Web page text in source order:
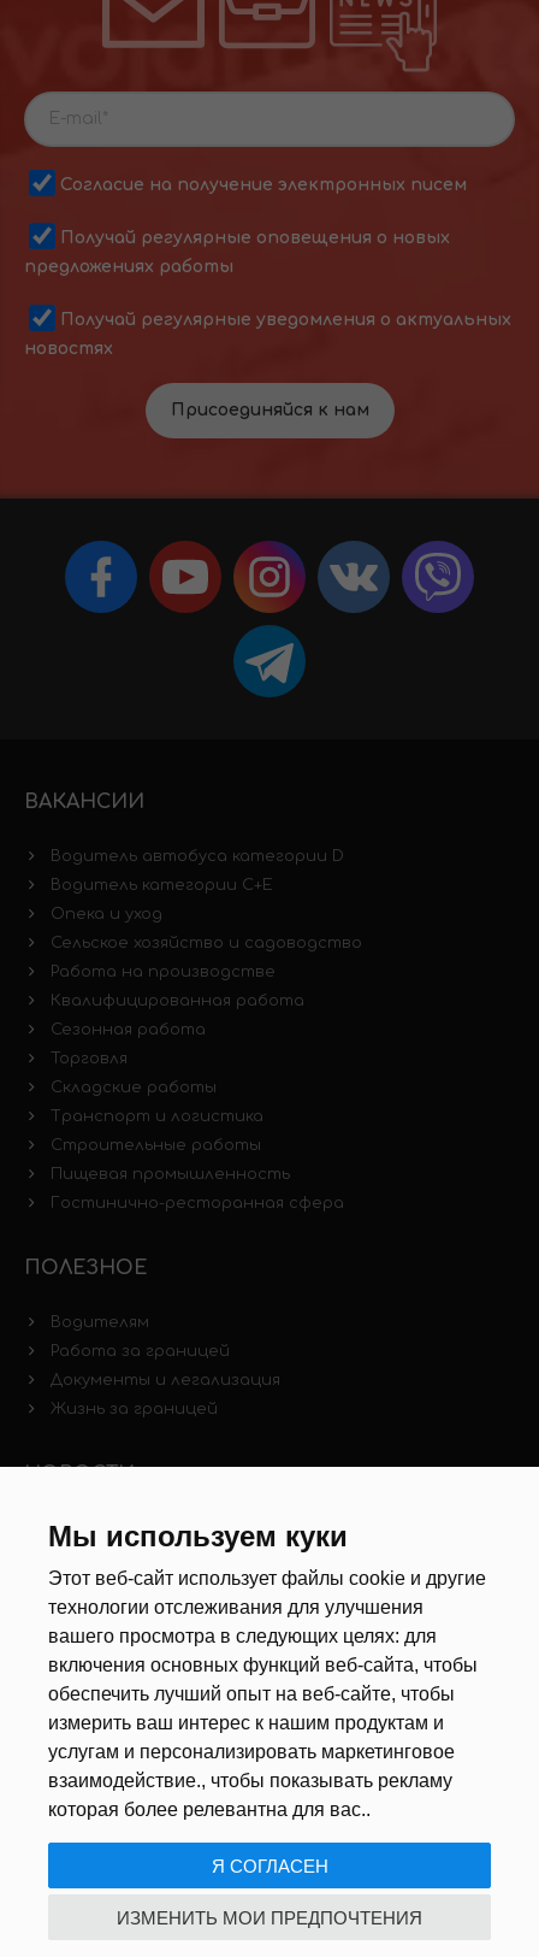
Мы используем куки
Этот веб-сайт использует файлы cookie и другие
технологии отслеживания для улучшения
вашего просмотра в следующих целях: для
включения основных функций веб-сайта, чтобы
обеспечить лучший опыт на веб-сайте, чтобы
измерить ваш интерес к нашим продуктам и
услугам и персонализировать маркетинговое
взаимодействие., чтобы показывать рекламу
которая более релевантна для вас..
Я СОГЛАСЕН
ИЗМЕНИТЬ МОИ ПРЕДПОЧТЕНИЯ
Согласие на получение электронных писем
Получай регулярные оповещения о новых
предложениях работы
Получай регулярные уведомления о актуальных
новостях
Присоединяйся к нам
ВАКАНСИИ
Водитель автобуса категории D
Водитель категории C+E
Опека и уход
Сельское хозяйство и садоводство
Работа на производстве
Квалифицированная работа
Сезонная работа
Торговля
Складские работы
Транспорт и логистика
Строительные работы
Пищевая промышленность
Гостинично-ресторанная сфера
ПОЛЕЗНОЕ
Водителям
Работа за границей
Документы и легализация
Жизнь за границей
Новости рынка труда
Анкета
Калькулятор дат
Документы
ПОЛИТИКА КОНФИДЕНЦИАЛЬНОСТИ/USTAWIENIA COOKIE